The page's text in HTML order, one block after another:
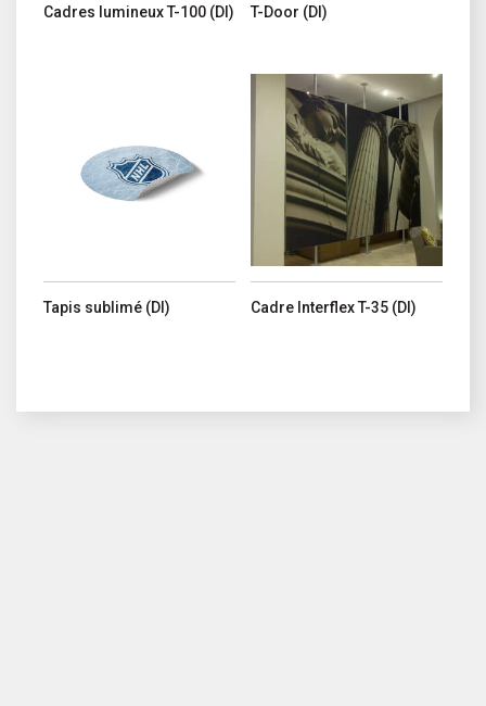
Cadres lumineux T-100 (DI) T-Door (DI)
Tapis sublimé (DI)
Ce produit a plusieurs variations. Les options peuvent être
Cadre Interflex T-35 (DI)
Ce produit a plusieurs variations.